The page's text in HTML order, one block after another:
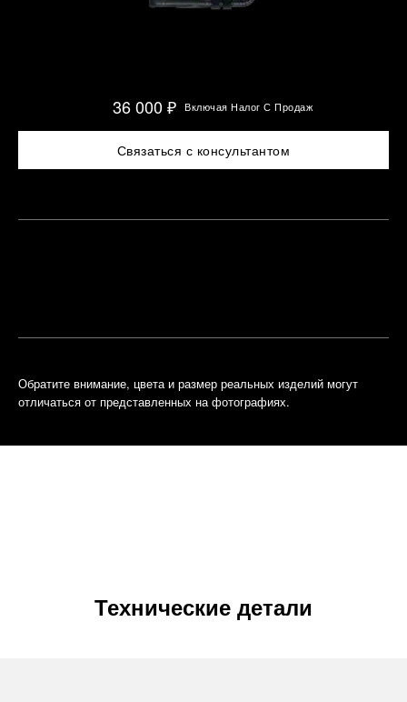
36 000 ₽ Включая Налог С Продаж
Связаться с консультантом
Обратите внимание, цвета и размер реальных изделий могут
отличаться от представленных на фотографиях.
Технические детали